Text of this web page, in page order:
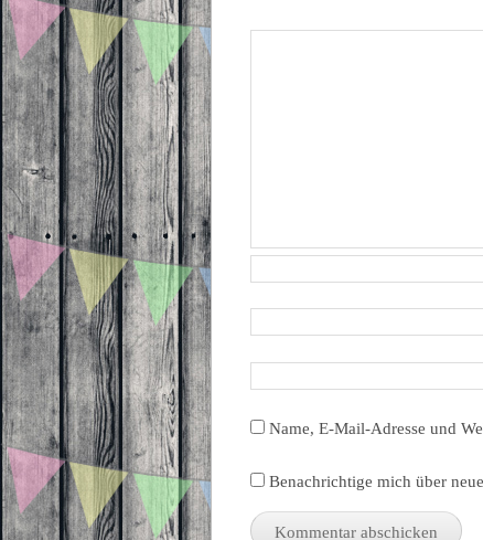
Name, E-Mail-Adresse und
Benachrichtige mich über